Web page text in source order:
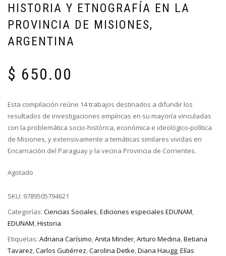
HISTORIA Y ETNOGRAFÍA EN LA
PROVINCIA DE MISIONES,
ARGENTINA
$ 650.00
Esta compilación reúne 14 trabajos destinados a difundir los
resultados de investigaciones empíricas en su mayoría vinculadas
con la problemática socio-histórica, económica e ideológico-política
de Misiones, y extensivamente a temáticas similares vividas en
Encarnación del Paraguay y la vecina Provincia de Corrientes.
Agotado
SKU: 9789505794621
Categorías: Ciencias Sociales,Ediciones especiales EDUNAM,
EDUNAM,Historia
Etiquetas: Adriana Carísimo Anita Minder Arturo Medina Betiana
Tavarez Carlos Gutiérrez Carolina Detke Diana Haugg Elías